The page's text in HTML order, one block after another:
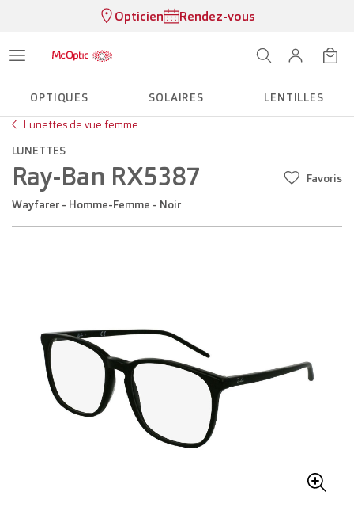
Opticien Rendez-vous
OPTIQUES SOLAIRES
LENTILLES
Lunettes de vue femme
LUNETTES
Ray-Ban RX5387
Wayfarer - Homme-Femme - Noir
Favoris